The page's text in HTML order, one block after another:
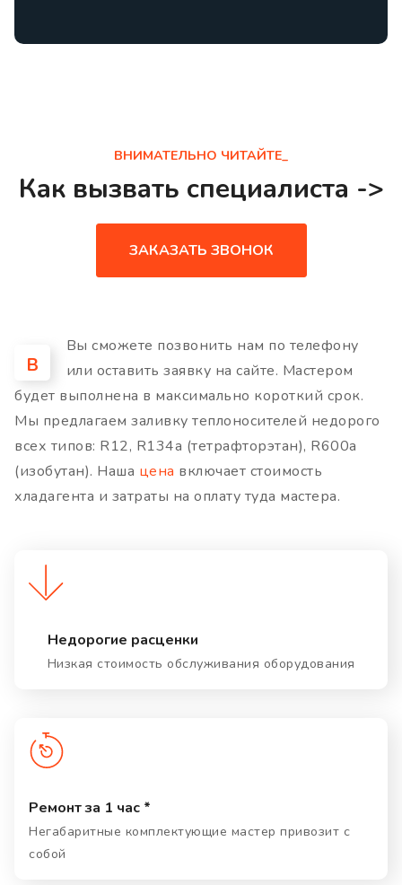
ВНИМАТЕЛЬНО ЧИТАЙТЕ_
Как вызвать специалиста ->
ЗАКАЗАТЬ ЗВОНОК
В
Вы сможете позвонить нам по телефону
или оставить заявку на сайте. Мастером
будет выполнена в максимально короткий срок.
Мы предлагаем заливку теплоносителей недорого
всех типов: R12, R134a (тетрафторэтан), R600a
(изобутан). Наша цена включает стоимость
хладагента и затраты на оплату туда мастера.
Недорогие расценки
Низкая стоимость обслуживания оборудования
Ремонт за 1 час *
Негабаритные комплектующие мастер привозит с
собой